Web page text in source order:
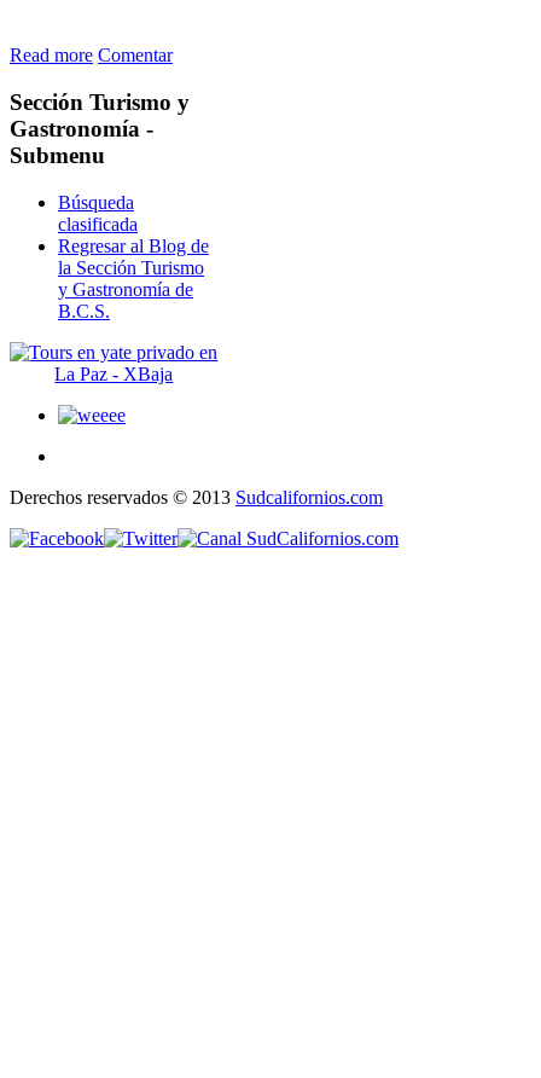
Read more Comentar
Sección Turismo y
Gastronomía -
Submenu
Búsqueda
clasificada
Regresar al Blog de
la Sección Turismo
y Gastronomía de
B.C.S.
Derechos reservados © 2013 Sudcalifornios.com